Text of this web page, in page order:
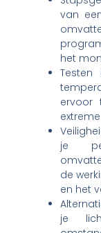
van
het
Testen
ervoor
je
de
en het
je